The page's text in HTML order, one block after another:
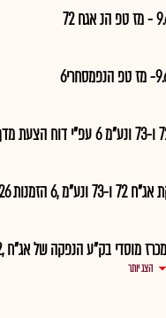
4.6.26
מוסדי בק"ע הנפקה של אג"ח ,72 כ.התח..
הצג יותר